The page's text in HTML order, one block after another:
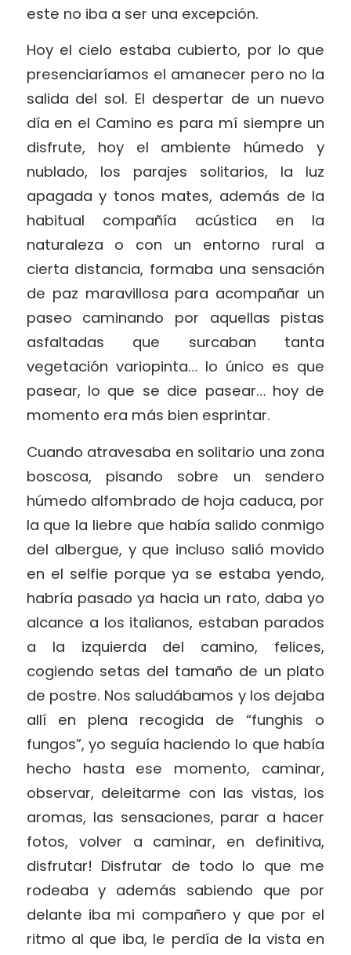
este no iba a ser una excepción.
Hoy el cielo estaba cubierto, por lo que
presenciaríamos el amanecer pero no la
salida del sol. El despertar de un nuevo
día en el Camino es para mí siempre un
disfrute, hoy el ambiente húmedo y
nublado, los parajes solitarios, la luz
apagada y tonos mates, además de la
habitual compañía acústica en la
naturaleza o con un entorno rural a
cierta distancia, formaba una sensación
de paz maravillosa para acompañar un
paseo caminando por aquellas pistas
asfaltadas que surcaban tanta
vegetación variopinta… lo único es que
pasear, lo que se dice pasear… hoy de
momento era más bien esprintar.
Cuando atravesaba en solitario una zona
boscosa, pisando sobre un sendero
húmedo alfombrado de hoja caduca, por
la que la liebre que había salido conmigo
del albergue, y que incluso salió movido
en el selfie porque ya se estaba yendo,
habría pasado ya hacia un rato, daba yo
alcance a los italianos, estaban parados
a la izquierda del camino, felices,
cogiendo setas del tamaño de un plato
de postre. Nos saludábamos y los dejaba
allí en plena recogida de “funghis o
fungos”, yo seguía haciendo lo que había
hecho hasta ese momento, caminar,
observar, deleitarme con las vistas, los
aromas, las sensaciones, parar a hacer
fotos, volver a caminar, en definitiva,
disfrutar! Disfrutar de todo lo que me
rodeaba y además sabiendo que por
delante iba mi compañero y que por el
ritmo al que iba, le perdía de la vista en